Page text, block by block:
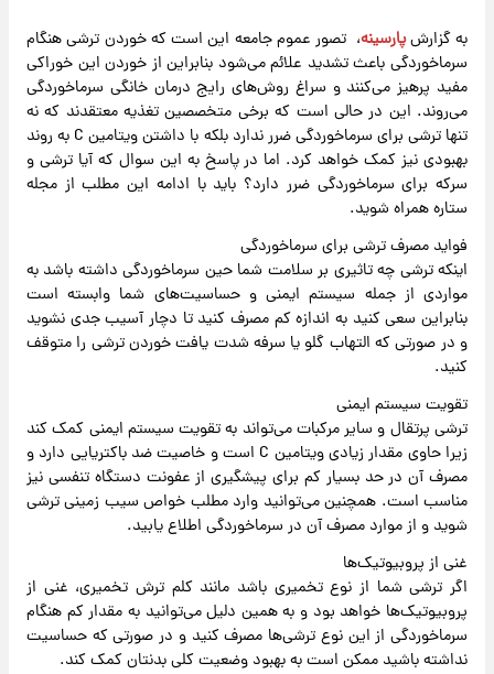
به گزارشپارسینه، تصور عموم جامعه این است که خوردن ترشی هنگام
سرماخوردگی باعث تشدید علائم می‌شود بنابراین از خوردن این خوراکی
مفید پرهیز می‌کنند و سراغ روش‌های رایج درمان خانگی سرماخوردگی
می‌روند. این در حالی است که برخی متخصصین تغذیه معتقدند که نه
تنها ترشی برای سرماخوردگی ضرر ندارد بلکه با داشتن ویتامین C به روند
بهبودی نیز کمک خواهد کرد. اما در پاسخ به این سوال که آیا ترشی و
سرکه برای سرماخوردگی ضرر دارد؟ باید با ادامه این مطلب از مجله
ستاره همراه شوید.
فواید مصرف ترشی برای سرماخوردگی
اینکه ترشی چه تاثیری بر سلامت شما حین سرماخوردگی داشته باشد به
مواردی از جمله سیستم ایمنی و حساسیت‌های شما وابسته است
بنابراین سعی کنید به اندازه کم مصرف کنید تا دچار آسیب جدی نشوید
و در صورتی که التهاب گلو یا سرفه شدت یافت خوردن ترشی را متوقف
کنید.
تقویت سیستم ایمنی
ترشی پرتقال و سایر مرکبات می‌تواند به تقویت سیستم ایمنی کمک کند
زیرا حاوی مقدار زیادی ویتامین C است و خاصیت ضد باکتریایی دارد و
مصرف آن در حد بسیار کم برای پیشگیری از عفونت دستگاه تنفسی نیز
مناسب است. همچنین می‌توانید وارد مطلب خواص سیب زمینی ترشی
شوید و از موارد مصرف آن در سرماخوردگی اطلاع یابید.
غنی از پروبیوتیک‌ها
اگر ترشی شما از نوع تخمیری باشد مانند کلم ترش تخمیری، غنی از
پروبیوتیک‌ها خواهد بود و به همین دلیل می‌توانید به مقدار کم هنگام
سرماخوردگی از این نوع ترشی‌ها مصرف کنید و در صورتی که حساسیت
نداشته باشید ممکن است به بهبود وضعیت کلی بدنتان کمک کند.